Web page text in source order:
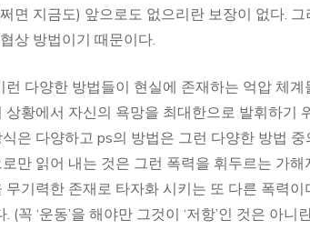
면 지금도) 앞으로도 없으리란 보장이 없다. 그
상 방법이기 때문이다.
다양한 방법들이 현실에 존재하는 억압 체계
황에서 자신의 욕망을 최대한으로 발휘하기
은 다양하고 ps의 방법은 그런 다양한 방법 중
만 읽어 내는 것은 그런 폭력을 휘두르는 가해
기력한 존재로 타자화 시키는 또 다른 폭력이
‘운동’을 해야만 그것이 ‘저항’인 것은 아니